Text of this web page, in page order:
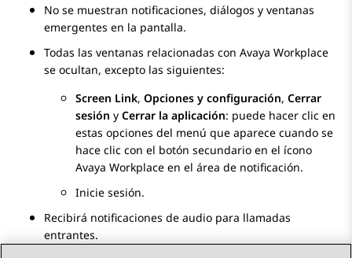
No se muestran notificaciones, diálogos y ventanas
emergentes en la pantalla.
Todas las ventanas relacionadas con Avaya Workplace
se ocultan, excepto las siguientes:
Screen Link, Opciones y configuración, Cerrar
sesión y Cerrar la aplicación: puede hacer clic en
estas opciones del menú que aparece cuando se
hace clic con el botón secundario en el ícono
Avaya Workplace en el área de notificación.
Inicie sesión.
Recibirá notificaciones de audio para llamadas
entrantes.